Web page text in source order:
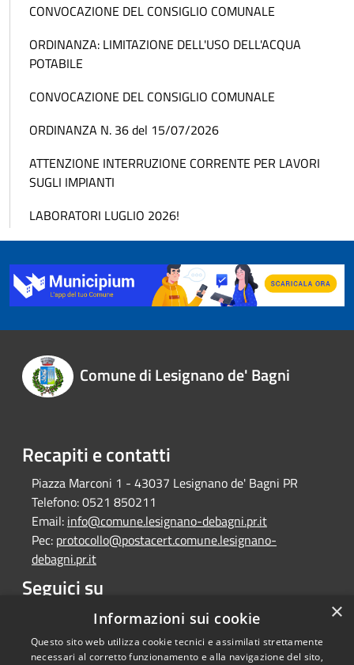
CONVOCAZIONE DEL CONSIGLIO COMUNALE
ORDINANZA: LIMITAZIONE DELL'USO DELL'ACQUA
POTABILE
CONVOCAZIONE DEL CONSIGLIO COMUNALE
ORDINANZA N. 36 del 15/07/2026
ATTENZIONE INTERRUZIONE CORRENTE PER LAVORI
SUGLI IMPIANTI
LABORATORI LUGLIO 2026!
Comune di Lesignano de' Bagni
Recapiti e contatti
Piazza Marconi 1 - 43037 Lesignano de' Bagni PR
Telefono:0521 850211
Email: info@comune.lesignano-debagni.pr.it
Pec: protocollo@postacert.comune.lesignano-
debagni.pr.it
Seguici su
Facebook ×
Informazioni sui cookie
Questo sito web utilizza cookie tecnici e assimilati strettamente
necessari al corretto funzionamento e alla navigazione del sito,